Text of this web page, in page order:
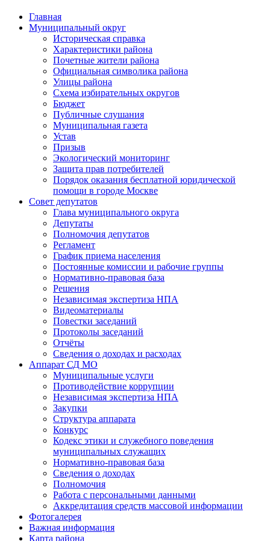
Главная
Муниципальный округ
Историческая справка
Характеристики района
Почетные жители района
Официальная символика района
Улицы района
Схема избирательных округов
Бюджет
Публичные слушания
Муниципальная газета
Устав
Призыв
Экологический мониторинг
Защита прав потребителей
Порядок оказания бесплатной юридической
помощи в городе Москве
Совет депутатов
Глава муниципального округа
Депутаты
Полномочия депутатов
Регламент
График приема населения
Постоянные комиссии и рабочие группы
Нормативно-правовая база
Решения
Независимая экспертиза НПА
Видеоматериалы
Повестки заседаний
Протоколы заседаний
Отчёты
Сведения о доходах и расходах
Аппарат СД МО
Муниципальные услуги
Противодействие коррупции
Независимая экспертиза НПА
Закупки
Структура аппарата
Конкурс
Кодекс этики и служебного поведения
муниципальных служащих
Нормативно-правовая база
Сведения о доходах
Полномочия
Работа с персональными данными
Аккредитация средств массовой информации
Фотогалерея
Важная информация
Карта района